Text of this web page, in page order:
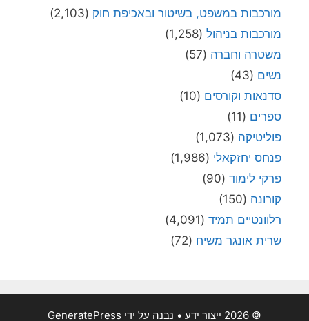
מורכבות במשפט, בשיטור ובאכיפת חוק (2,103)
מורכבות בניהול (1,258)
משטרה וחברה (57)
נשים (43)
סדנאות וקורסים (10)
ספרים (11)
פוליטיקה (1,073)
פנחס יחזקאלי (1,986)
פרקי לימוד (90)
קורונה (150)
רלוונטיים תמיד (4,091)
שרית אונגר משיח (72)
© 2026 ייצור ידע • נבנה על ידי GeneratePress